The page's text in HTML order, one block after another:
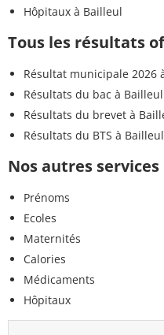
Hôpitaux à Bailleul
Tous les résultats
Résultat municipale 2026
Résultats du bac à Bailleul
Résultats du brevet à
Résultats du BTS à Bailleul
Nos autres services
Prénoms
Ecoles
Maternités
Calories
Médicaments
Hôpitaux